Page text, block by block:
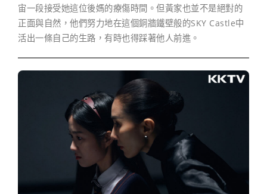
宙一段接受她這位後媽的療傷時間。但黃家也並不是絕對的
正面與自然，他們努力地在這個銅牆鐵壁般的SKY Castle中
活出一條自己的生路，有時也得踩著他人前進。